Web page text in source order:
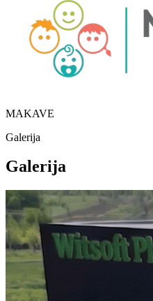
MAKAVE
Galerija
Galerija